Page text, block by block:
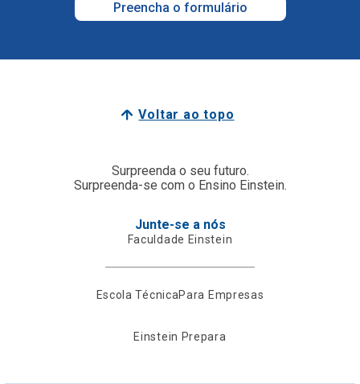
Preencha o formulário
Voltar ao topo
Surpreenda o seu futuro.
Surpreenda-se com o Ensino Einstein.
Junte-se a nós
Faculdade Einstein
Escola TécnicaPara Empresas
Einstein Prepara